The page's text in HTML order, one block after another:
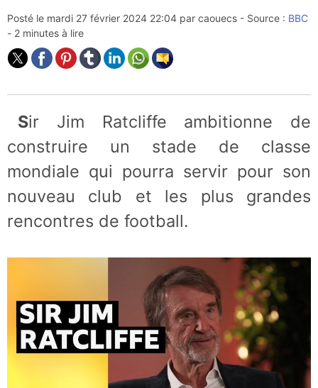
Posté le mardi 27 février 2024 22:04 par caouecs - Source : BBC
- 2 minutes à lire
Sir Jim Ratcliffe ambitionne de
construire un stade de classe
mondiale qui pourra servir pour son
nouveau club et les plus grandes
rencontres de football.